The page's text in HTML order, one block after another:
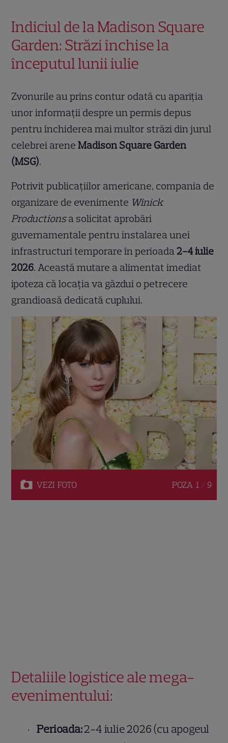
Indiciul de la Madison Square
Garden: Străzi închise la
începutul lunii iulie
Zvonurile au prins contur odată cu apariția
unor informații despre un permis depus
pentru închiderea mai multor străzi din jurul
celebrei areneMadison Square Garden
(MSG).
Potrivit publicațiilor americane, compania de
organizare de evenimente Winick
Productionsa solicitat aprobări
guvernamentale pentru instalarea unei
infrastructuri temporare în perioada 2-4 iulie
2026. Această mutare a alimentat imediat
ipoteza că locația va găzdui o petrecere
grandioasă dedicată cuplului.
VEZI FOTO POZA 1 / 9
Detaliile logistice ale mega-
evenimentului:
Perioada:2-4 iulie 2026 (cu apogeul